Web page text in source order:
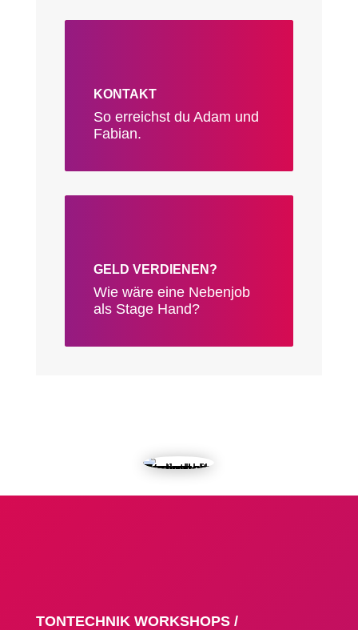
KONTAKT
So erreichst du Adam und
Fabian.
GELD VERDIENEN?
Wie wäre eine Nebenjob
als Stage Hand?
TONTECHNIK WORKSHOPS /